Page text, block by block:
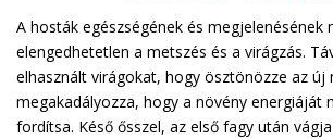
A hosták egészségének és megjelenésének
elengedhetetlen a metszés és a virágzás.
elhasznált virágokat, hogy ösztönözze az új
megakadályozza, hogy a növény energiáját
fordítsa. Késő ősszel, az első fagy után